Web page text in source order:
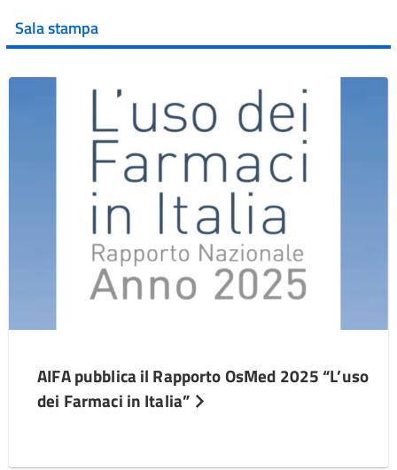
Sala stampa
AIFA pubblica il Rapporto OsMed 2025 “L’uso
dei Farmaci in Italia”